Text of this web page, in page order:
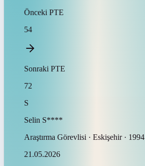
Önceki PTE
54
Sonraki PTE
72
S
Selin S****
Araştırma Görevlisi · Eskişehir · 1994
21.05.2026